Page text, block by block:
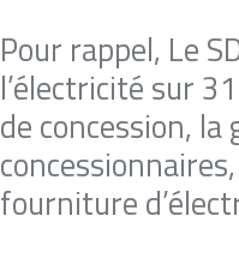
Pour rappel, Le
l’électricité sur
de concession,
fourniture